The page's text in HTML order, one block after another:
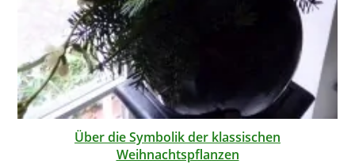
Über die Symbolik der klassischen
Weihnachtspflanzen